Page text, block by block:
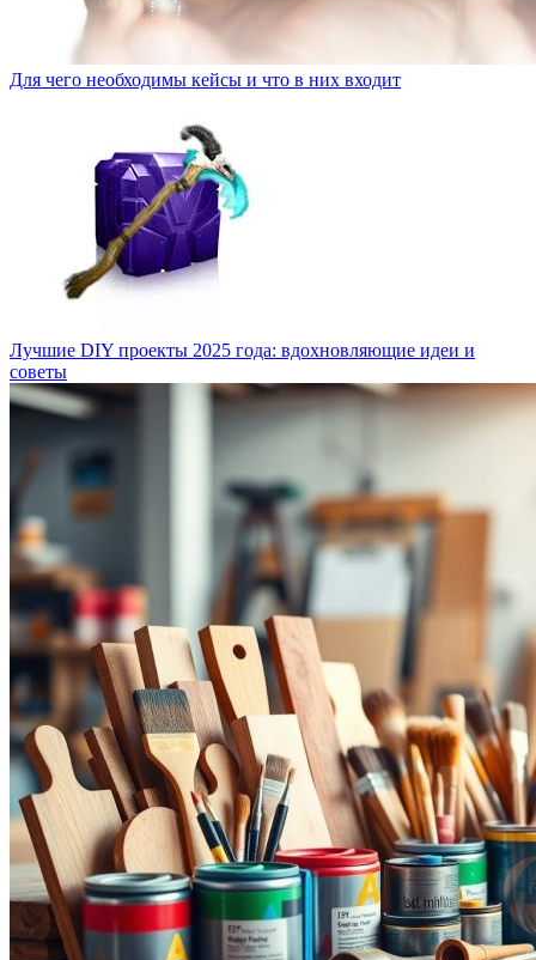
Для чего необходимы кейсы и что в них входит
Лучшие DIY проекты 2025 года: вдохновляющие идеи и
советы